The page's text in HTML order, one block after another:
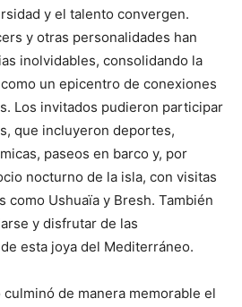
y el talento convergen.
y otras personalidades han
inolvidables, consolidando la
un epicentro de conexiones
Los invitados pudieron participar
que incluyeron deportes,
paseos en barco y, por
nocturno de la isla, con visitas
como Ushuaïa y Bresh. También
y disfrutar de las
esta joya del Mediterráneo.
de manera memorable el